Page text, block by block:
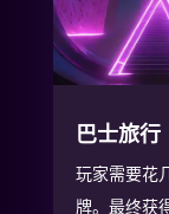
巴士旅行
玩家需要花
牌。最终获